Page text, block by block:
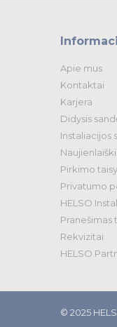
Apie mus
Kontaktai
Karjera
Didysis
Instaliacijos
Pirkimo
Privatumo
HELSO
Pranešimas
Rekvizitai
HELSO
© 2025